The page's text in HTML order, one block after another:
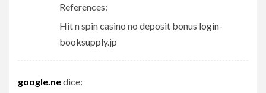
References:
Hit n spin casino no deposit bonus login-
booksupply.jp
google.nedice: